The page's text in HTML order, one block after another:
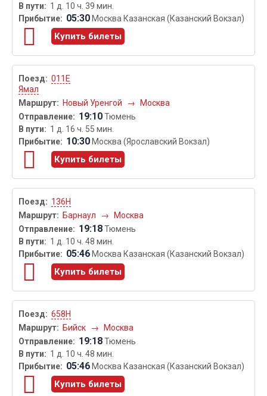
1 д. 10 ч. 39 мин.
05:30 Москва Казанская (Казанский Вокзал)
Купить билеты
011Е
Ямал
Новый Уренгой
→ Москва
19:10Тюмень
1 д. 16 ч. 55 мин.
10:30 Москва (Ярославский Вокзал)
Купить билеты
136Н
Барнаул
→ Москва
19:18Тюмень
1 д. 10 ч. 48 мин.
05:46 Москва Казанская (Казанский Вокзал)
Купить билеты
658Н
Бийск
→ Москва
19:18Тюмень
1 д. 10 ч. 48 мин.
05:46 Москва Казанская (Казанский Вокзал)
Купить билеты